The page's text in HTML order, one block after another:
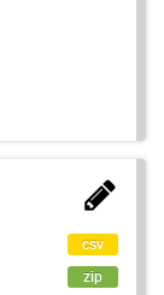
csv
zip